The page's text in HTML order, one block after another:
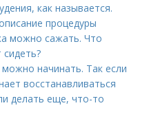
как называется.
процедуры
можно сажать. Что
начинать. Так если
восстанавливаться
делать еще, что-то